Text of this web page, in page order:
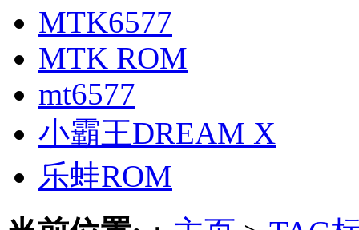
MTK6577
MTK ROM
mt6577
小霸王DREAM X
乐蛙ROM